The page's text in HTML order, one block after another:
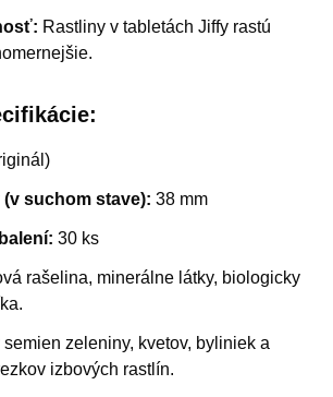
Rastliny v tabletách Jiffy rastú
(v suchom stave): 38 mm
30 ks
rašelina, minerálne látky, biologicky
semien zeleniny, kvetov, byliniek a
izbových rastlín.